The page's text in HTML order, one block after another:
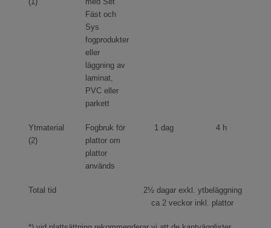
Fäst och
Sys
fogprodukter
eller
läggning av
laminat,
PVC eller
parkett
Ytmaterial
(2)
Fogbruk för
plattor om
plattor
används
1 dag 4 h
Total tid
2½ dagar exkl. ytbeläggning
ca 2 veckor inkl. plattor